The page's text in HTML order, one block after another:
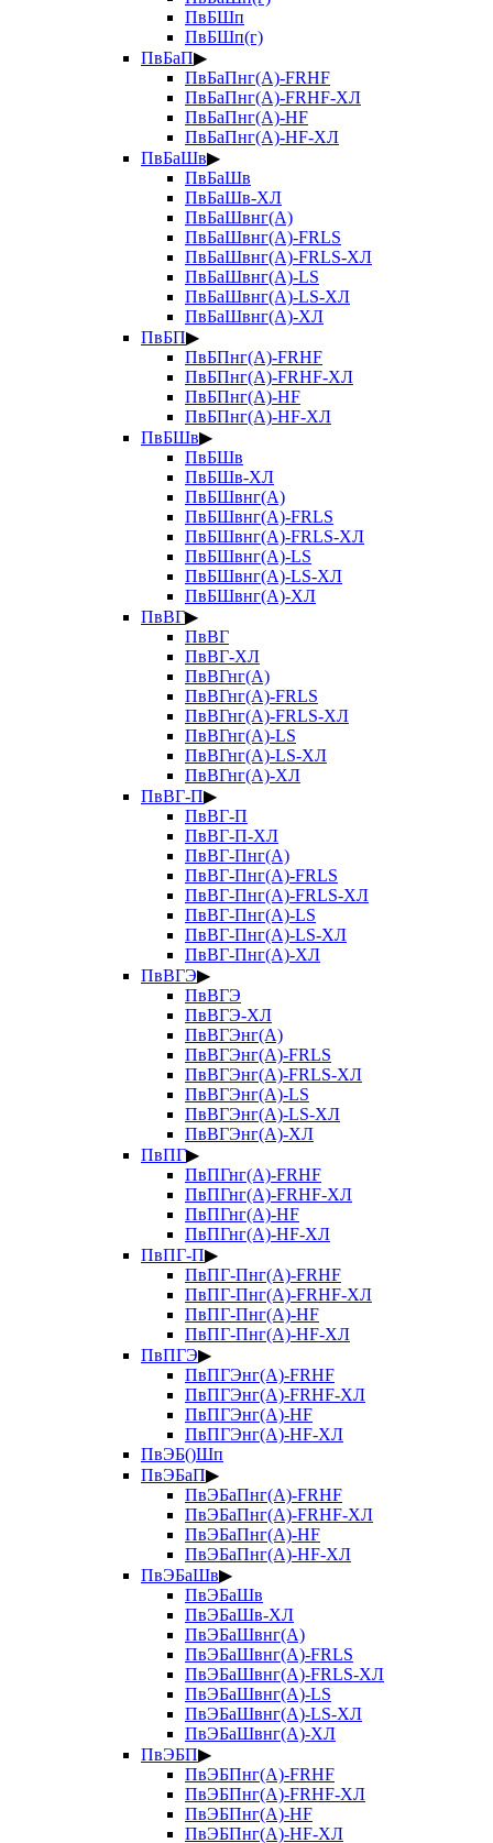
ПвБШп
ПвБШп(г)
ПвБаП▶
ПвБаПнг(А)-FRHF
ПвБаПнг(А)-FRHF-ХЛ
ПвБаПнг(А)-HF
ПвБаПнг(А)-HF-ХЛ
ПвБаШв▶
ПвБаШв
ПвБаШв-ХЛ
ПвБаШвнг(А)
ПвБаШвнг(А)-FRLS
ПвБаШвнг(А)-FRLS-ХЛ
ПвБаШвнг(А)-LS
ПвБаШвнг(А)-LS-ХЛ
ПвБаШвнг(А)-ХЛ
ПвБП▶
ПвБПнг(А)-FRHF
ПвБПнг(А)-FRHF-ХЛ
ПвБПнг(А)-HF
ПвБПнг(А)-HF-ХЛ
ПвБШв▶
ПвБШв
ПвБШв-ХЛ
ПвБШвнг(А)
ПвБШвнг(А)-FRLS
ПвБШвнг(А)-FRLS-ХЛ
ПвБШвнг(А)-LS
ПвБШвнг(А)-LS-ХЛ
ПвБШвнг(А)-ХЛ
ПвВГ▶
ПвВГ
ПвВГ-ХЛ
ПвВГнг(А)
ПвВГнг(А)-FRLS
ПвВГнг(А)-FRLS-ХЛ
ПвВГнг(А)-LS
ПвВГнг(А)-LS-ХЛ
ПвВГнг(А)-ХЛ
ПвВГ-П▶
ПвВГ-П
ПвВГ-П-ХЛ
ПвВГ-Пнг(А)
ПвВГ-Пнг(А)-FRLS
ПвВГ-Пнг(А)-FRLS-ХЛ
ПвВГ-Пнг(А)-LS
ПвВГ-Пнг(А)-LS-ХЛ
ПвВГ-Пнг(А)-ХЛ
ПвВГЭ▶
ПвВГЭ
ПвВГЭ-ХЛ
ПвВГЭнг(А)
ПвВГЭнг(А)-FRLS
ПвВГЭнг(А)-FRLS-ХЛ
ПвВГЭнг(А)-LS
ПвВГЭнг(А)-LS-ХЛ
ПвВГЭнг(А)-ХЛ
ПвПГ▶
ПвПГнг(А)-FRHF
ПвПГнг(А)-FRHF-ХЛ
ПвПГнг(А)-HF
ПвПГнг(А)-HF-ХЛ
ПвПГ-П▶
ПвПГ-Пнг(А)-FRHF
ПвПГ-Пнг(А)-FRHF-ХЛ
ПвПГ-Пнг(А)-HF
ПвПГ-Пнг(А)-HF-ХЛ
ПвПГЭ▶
ПвПГЭнг(А)-FRHF
ПвПГЭнг(А)-FRHF-ХЛ
ПвПГЭнг(А)-HF
ПвПГЭнг(А)-HF-ХЛ
ПвЭБ()Шп
ПвЭБаП▶
ПвЭБаПнг(А)-FRHF
ПвЭБаПнг(А)-FRHF-ХЛ
ПвЭБаПнг(А)-HF
ПвЭБаПнг(А)-HF-ХЛ
ПвЭБаШв▶
ПвЭБаШв
ПвЭБаШв-ХЛ
ПвЭБаШвнг(А)
ПвЭБаШвнг(А)-FRLS
ПвЭБаШвнг(А)-FRLS-ХЛ
ПвЭБаШвнг(А)-LS
ПвЭБаШвнг(А)-LS-ХЛ
ПвЭБаШвнг(А)-ХЛ
ПвЭБП▶
ПвЭБПнг(А)-FRHF
ПвЭБПнг(А)-FRHF-ХЛ
ПвЭБПнг(А)-HF
ПвЭБПнг(А)-HF-ХЛ